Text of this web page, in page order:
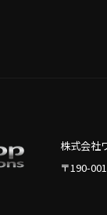
株式会社
〒190-